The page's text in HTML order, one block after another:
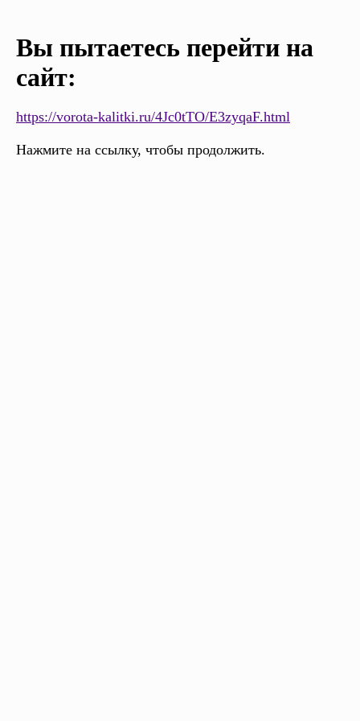
Вы пытаетесь перейти на
сайт:
https://vorota-kalitki.ru/4Jc0tTO/E3zyqaF.html
Нажмите на ссылку, чтобы продолжить.